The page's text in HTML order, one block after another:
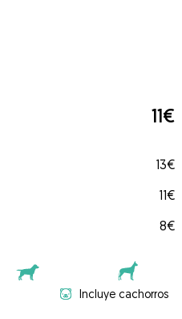
11€
13€
11€
8€
Incluye cachorros